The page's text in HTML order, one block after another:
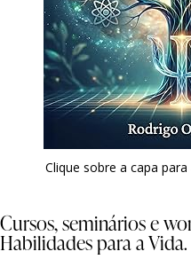
Clique sobre a capa
Cursos, seminários e
Habilidades para a Vida.